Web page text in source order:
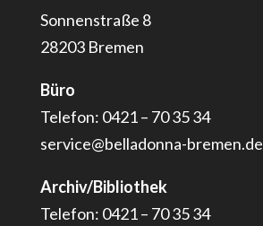
Sonnenstraße 8
28203 Bremen
Büro
Telefon: 0421 – 70 35 34
service@belladonna-bremen.de
Archiv/Bibliothek
Telefon: 0421 – 70 35 34